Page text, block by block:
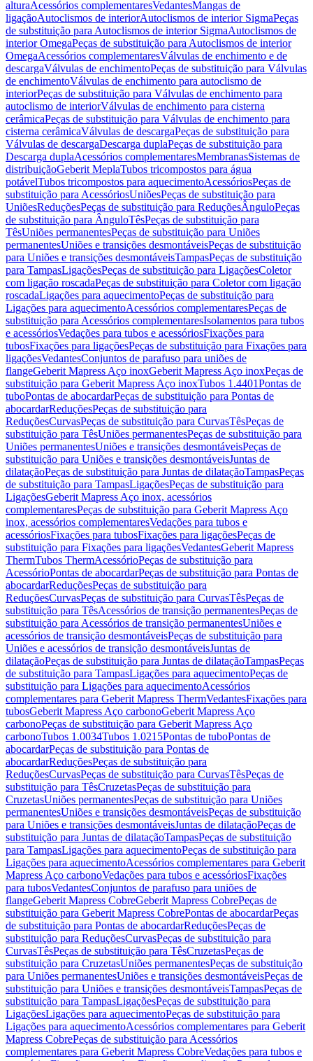
alturaAcessórios complementaresVedantesMangas de
ligaçãoAutoclismos de interiorAutoclismos de interior SigmaPeças
de substituição para Autoclismos de interior SigmaAutoclismos de
interior OmegaPeças de substituição para Autoclismos de interior
OmegaAcessórios complementaresVálvulas de enchimento e de
descargaVálvulas de enchimentoPeças de substituição para Válvulas
de enchimentoVálvulas de enchimento para autoclismo de
interiorPeças de substituição para Válvulas de enchimento para
autoclismo de interiorVálvulas de enchimento para cisterna
cerâmicaPeças de substituição para Válvulas de enchimento para
cisterna cerâmicaVálvulas de descargaPeças de substituição para
Válvulas de descargaDescarga duplaPeças de substituição para
Descarga duplaAcessórios complementaresMembranasSistemas de
distribuiçãoGeberit MeplaTubos tricompostos para água
potávelTubos tricompostos para aquecimentoAcessóriosPeças de
substituição para AcessóriosUniõesPeças de substituição para
UniõesReduçõesPeças de substituição para ReduçõesÂnguloPeças
de substituição para ÂnguloTêsPeças de substituição para
TêsUniões permanentesPeças de substituição para Uniões
permanentesUniões e transições desmontáveisPeças de substituição
para Uniões e transições desmontáveisTampasPeças de substituição
para TampasLigaçõesPeças de substituição para LigaçõesColetor
com ligação roscadaPeças de substituição para Coletor com ligação
roscadaLigações para aquecimentoPeças de substituição para
Ligações para aquecimentoAcessórios complementaresPeças de
substituição para Acessórios complementaresIsolamentos para tubos
e acessóriosVedações para tubos e acessóriosFixações para
tubosFixações para ligaçõesPeças de substituição para Fixações para
ligaçõesVedantesConjuntos de parafuso para uniões de
flangeGeberit Mapress Aço inoxGeberit Mapress Aço inoxPeças de
substituição para Geberit Mapress Aço inoxTubos 1.4401Pontas de
tuboPontas de abocardarPeças de substituição para Pontas de
abocardarReduçõesPeças de substituição para
ReduçõesCurvasPeças de substituição para CurvasTêsPeças de
substituição para TêsUniões permanentesPeças de substituição para
Uniões permanentesUniões e transições desmontáveisPeças de
substituição para Uniões e transições desmontáveisJuntas de
dilataçãoPeças de substituição para Juntas de dilataçãoTampasPeças
de substituição para TampasLigaçõesPeças de substituição para
LigaçõesGeberit Mapress Aço inox, acessórios
complementaresPeças de substituição para Geberit Mapress Aço
inox, acessórios complementaresVedações para tubos e
acessóriosFixações para tubosFixações para ligaçõesPeças de
substituição para Fixações para ligaçõesVedantesGeberit Mapress
ThermTubos ThermAcessórioPeças de substituição para
AcessórioPontas de abocardarPeças de substituição para Pontas de
abocardarReduçõesPeças de substituição para
ReduçõesCurvasPeças de substituição para CurvasTêsPeças de
substituição para TêsAcessórios de transição permanentesPeças de
substituição para Acessórios de transição permanentesUniões e
acessórios de transição desmontáveisPeças de substituição para
Uniões e acessórios de transição desmontáveisJuntas de
dilataçãoPeças de substituição para Juntas de dilataçãoTampasPeças
de substituição para TampasLigações para aquecimentoPeças de
substituição para Ligações para aquecimentoAcessórios
complementares para Geberit Mapress ThermVedantesFixações para
tubosGeberit Mapress Aço carbonoGeberit Mapress Aço
carbonoPeças de substituição para Geberit Mapress Aço
carbonoTubos 1.0034Tubos 1.0215Pontas de tuboPontas de
abocardarPeças de substituição para Pontas de
abocardarReduçõesPeças de substituição para
ReduçõesCurvasPeças de substituição para CurvasTêsPeças de
substituição para TêsCruzetasPeças de substituição para
CruzetasUniões permanentesPeças de substituição para Uniões
permanentesUniões e transições desmontáveisPeças de substituição
para Uniões e transições desmontáveisJuntas de dilataçãoPeças de
substituição para Juntas de dilataçãoTampasPeças de substituição
para TampasLigações para aquecimentoPeças de substituição para
Ligações para aquecimentoAcessórios complementares para Geberit
Mapress Aço carbonoVedações para tubos e acessóriosFixações
para tubosVedantesConjuntos de parafuso para uniões de
flangeGeberit Mapress CobreGeberit Mapress CobrePeças de
substituição para Geberit Mapress CobrePontas de abocardarPeças
de substituição para Pontas de abocardarReduçõesPeças de
substituição para ReduçõesCurvasPeças de substituição para
CurvasTêsPeças de substituição para TêsCruzetasPeças de
substituição para CruzetasUniões permanentesPeças de substituição
para Uniões permanentesUniões e transições desmontáveisPeças de
substituição para Uniões e transições desmontáveisTampasPeças de
substituição para TampasLigaçõesPeças de substituição para
LigaçõesLigações para aquecimentoPeças de substituição para
Ligações para aquecimentoAcessórios complementares para Geberit
Mapress CobrePeças de substituição para Acessórios
complementares para Geberit Mapress CobreVedações para tubos e